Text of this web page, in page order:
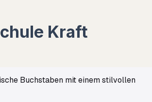
Kraft
Buchstaben mit einem stilvollen